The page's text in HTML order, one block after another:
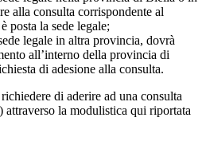
alla consulta corrispondente al
posta la sede legale;
legale in altra provincia, dovrà
all’interno della provincia di
di adesione alla consulta.
di aderire ad una consulta
attraverso la modulistica qui riportata